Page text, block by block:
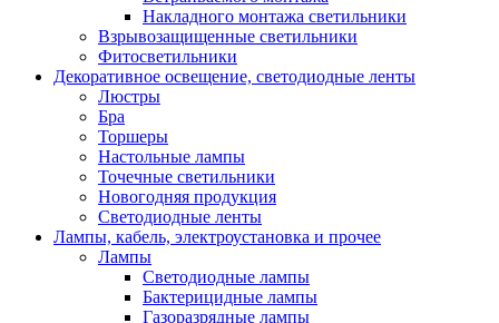
Накладного монтажа светильники
Взрывозащищенные светильники
Фитосветильники
Декоративное освещение, светодиодные ленты
Люстры
Бра
Торшеры
Настольные лампы
Точечные светильники
Новогодняя продукция
Светодиодные ленты
Лампы, кабель, электроустановка и прочее
Лампы
Светодиодные лампы
Бактерицидные лампы
Газоразрядные лампы